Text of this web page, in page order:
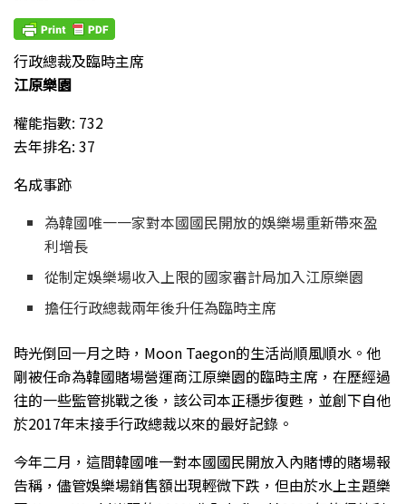
行政總裁及臨時主席
江原樂園
權能指數: 732
去年排名: 37
名成事跡
為韓國唯一一家對本國國民開放的娛樂場重新帶來盈
利增長
從制定娛樂場收入上限的國家審計局加入江原樂園
擔任行政總裁兩年後升任為臨時主席
時光倒回一月之時，Moon Taegon的生活尚順風順水。他
剛被任命為韓國賭場營運商江原樂園的臨時主席，在歷經過
往的一些監管挑戰之後，該公司本正穩步復甦，並創下自他
於2017年末接手行政總裁以來的最好記錄。
今年二月，這間韓國唯一對本國國民開放入內賭博的賭場報
告稱，儘管娛樂場銷售額出現輕微下跌，但由於水上主題樂